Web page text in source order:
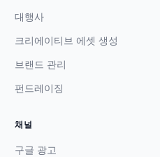
대행사
크리에이티브 에셋 생성
브랜드 관리
펀드레이징
채널
구글 광고